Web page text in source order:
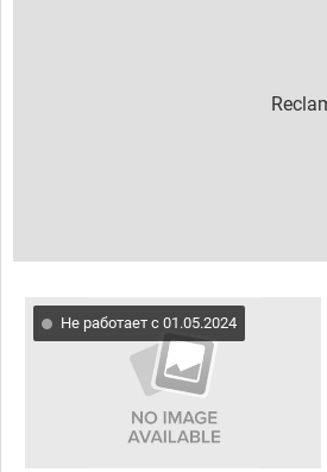
Не работает с 01.05.2024